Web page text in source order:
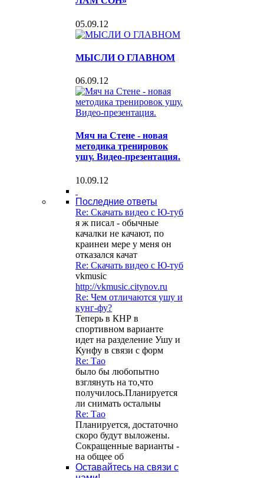
05.09.12
МЫСЛИ О ГЛАВНОМ
06.09.12
Мяч на Стене - новая
методика тренировок
ушу. Видео-презентация.
10.09.12
Последние ответы
Re: Скачать видео с Ю-туб
я ж писал - обычные
качалки не качают, по
краинеи мере у меня он
отказался качат
Re: Скачать видео с Ю-туб
vkmusic
http://vkmusic.citynov.ru
Re: Чем отличаются ушу и
кунг-фу?
Теперь в КНР в
спортивном варианте
идет на разделение Ушу и
Кунфу в связи с форм
Re: Тао
было бы любопытно
взглянуть на то,что
получилось.Планируется
ли снимать остальны
Re: Тао
Планируется, достаточно
скоро будут выложены.
Сокращенные варианты -
на общее об
Оставайтесь на связи с